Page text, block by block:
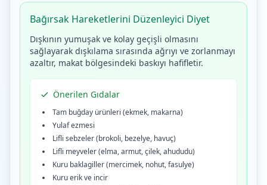
Bağırsak Hareketlerini Düzenleyici Diyet
Dışkının yumuşak ve kolay geçişli olmasını
sağlayarak dışkılama sırasında ağrıyı ve zorlanmayı
azaltır, makat bölgesindeki baskıyı hafifletir.
Önerilen Gıdalar
Tam buğday ürünleri (ekmek, makarna)
Yulaf ezmesi
Lifli sebzeler (brokoli, bezelye, havuç)
Lifli meyveler (elma, armut, çilek, ahududu)
Kuru baklagiller (mercimek, nohut, fasulye)
Kuru erik ve incir